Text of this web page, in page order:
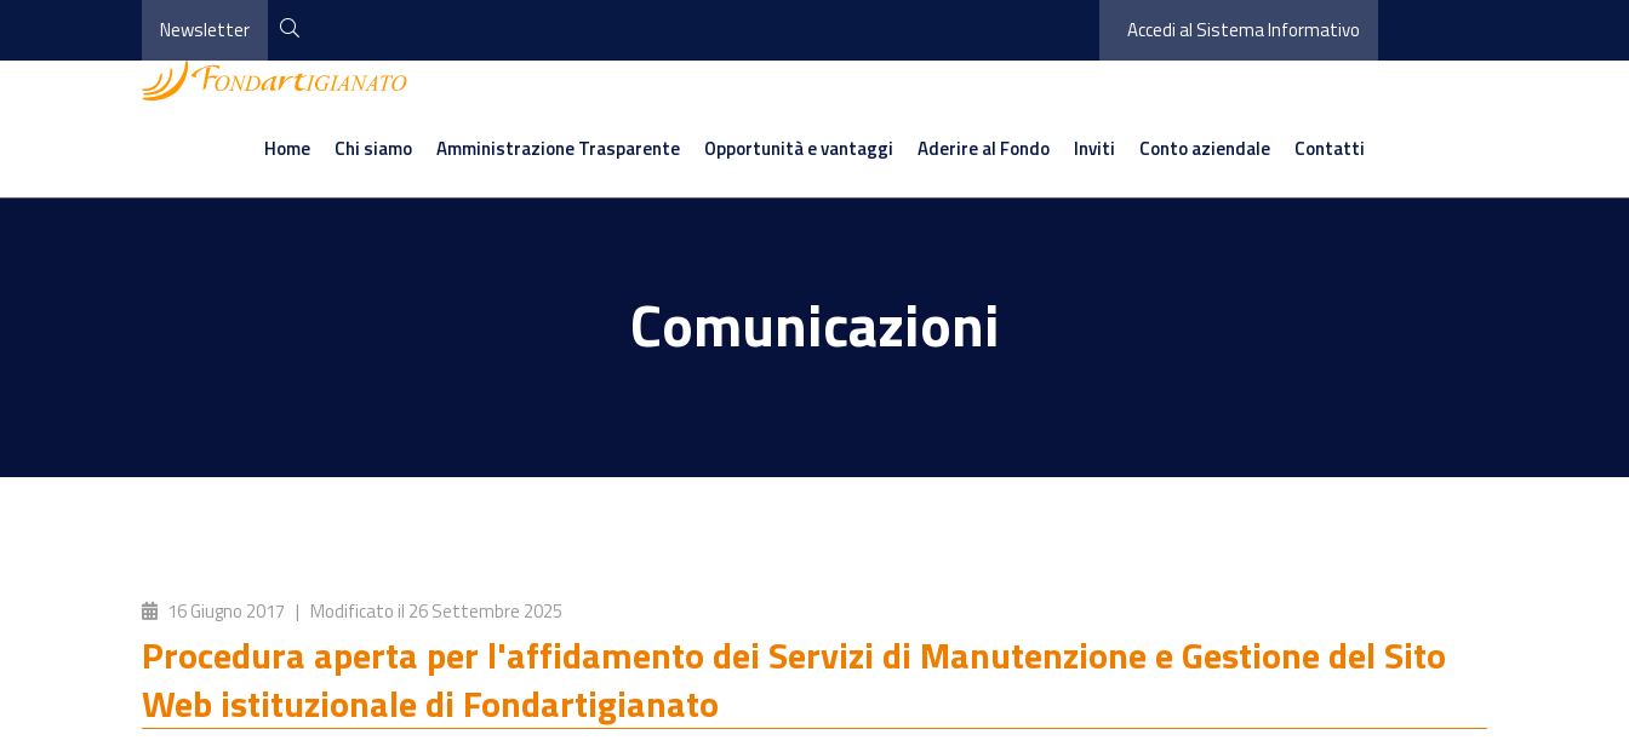
Newsletter Accedi al Sistema Informativo
Home Chi siamo Amministrazione Trasparente Opportunità e vantaggi Aderire al Fondo Inviti Conto aziendale Contatti
Comunicazioni
16 Giugno 2017 | Modificato il 26 Settembre 2025
Procedura aperta per l'affidamento dei Servizi di Manutenzione e Gestione del Sito
Web istituzionale di Fondartigianato